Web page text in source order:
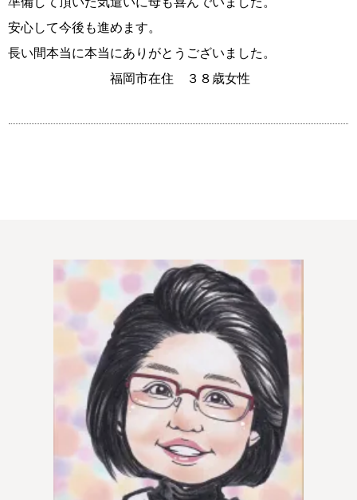
ウィッシュブログ 鹿児島店
安心して今後も進めます。
長い間本当に本当にありがとうございました。
福岡市在住 ３８歳女性